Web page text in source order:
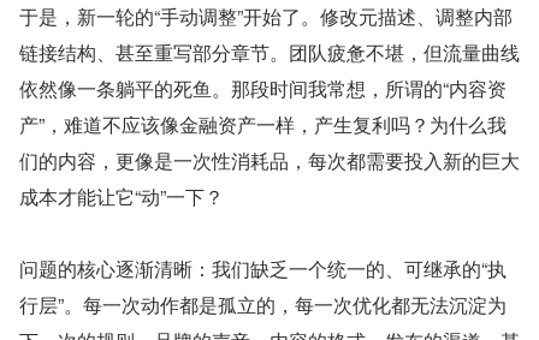
于是，新一轮的“手动调整”开始了。修改元描述、调整内部
链接结构、甚至重写部分章节。团队疲惫不堪，但流量曲线
依然像一条躺平的死鱼。那段时间我常想，所谓的“内容资
产”，难道不应该像金融资产一样，产生复利吗？为什么我
们的内容，更像是一次性消耗品，每次都需要投入新的巨大
成本才能让它“动”一下？
问题的核心逐渐清晰：我们缺乏一个统一的、可继承的“执
行层”。每一次动作都是孤立的，每一次优化都无法沉淀为